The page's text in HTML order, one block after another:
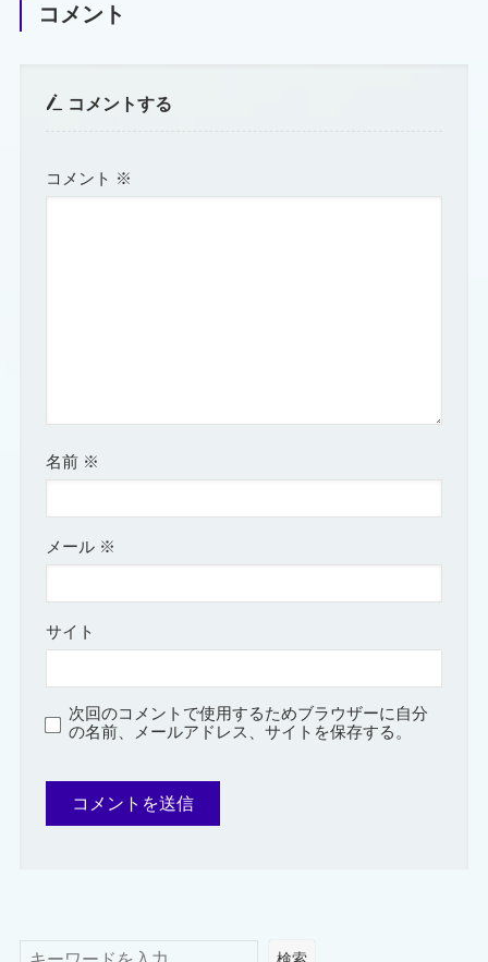
コメント
コメントする
コメント ※
名前 ※
メール ※
サイト
次回のコメントで使用するためブラウザーに自分
の名前、メールアドレス、サイトを保存する。